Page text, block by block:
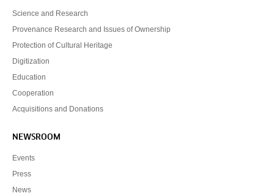
Science and Research
Provenance Research and Issues of Ownership
Protection of Cultural Heritage
Digitization
Education
Cooperation
Acquisitions and Donations
NEWSROOM
Events
Press
News